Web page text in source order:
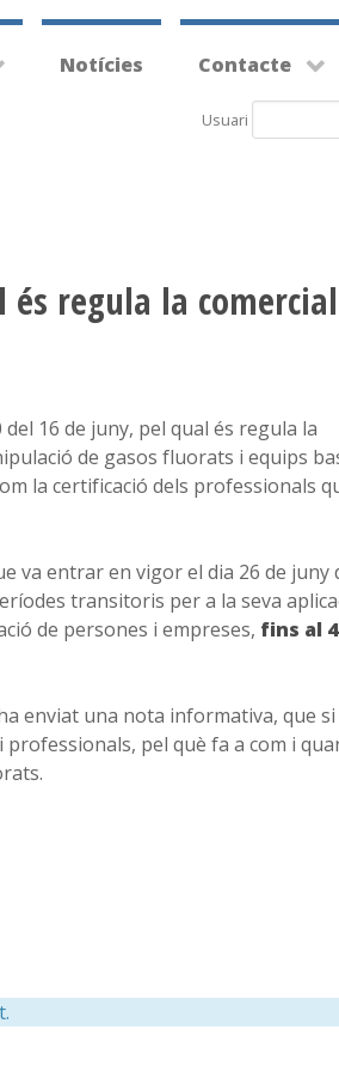
Notícies Contacte
Usuari
és regula la
16 de juny, pel qual és regula la
de gasos fluorats i equips
la certificació dels professionals
va entrar en vigor el dia 26 de juny
transitoris per a la seva
de persones i empreses, fins al
enviat una nota informativa, que si
professionals, pel què fa a com i